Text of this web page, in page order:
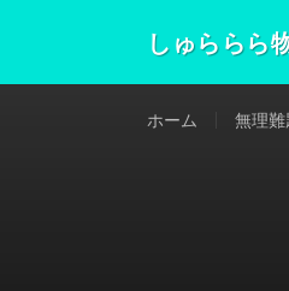
しゅららら
ホーム 無理